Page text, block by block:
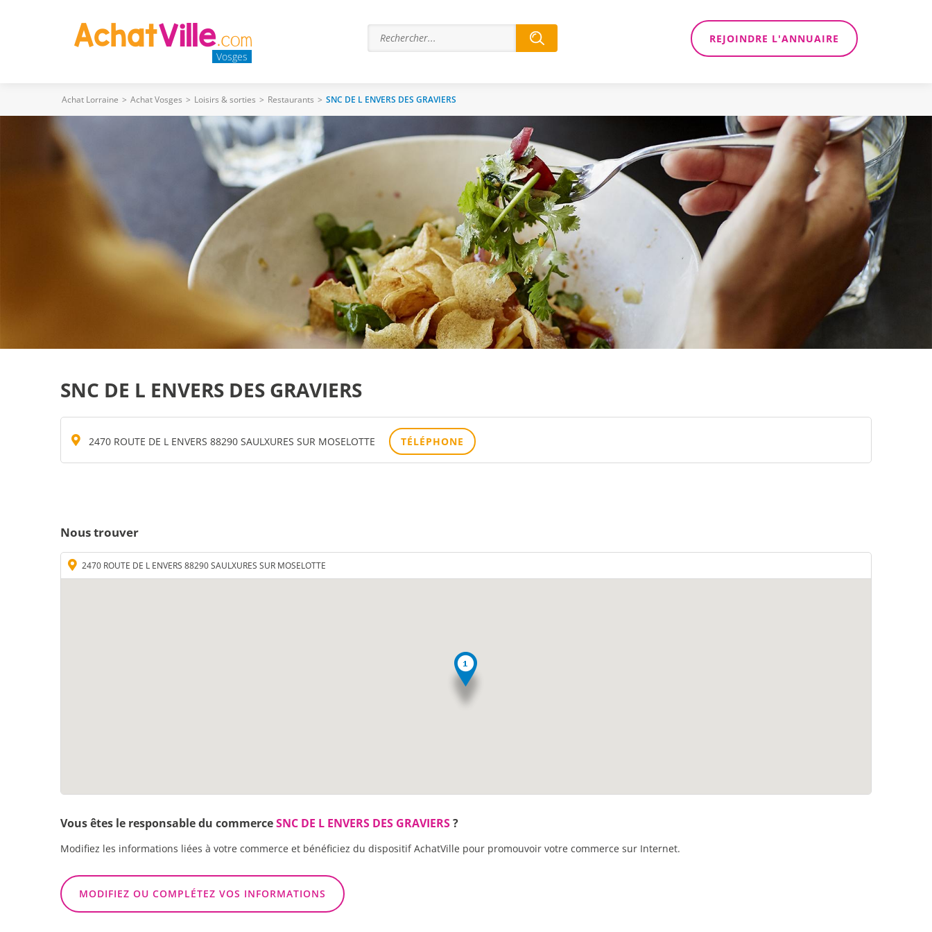
Vosges
REJOINDRE L'ANNUAIRE
Achat Lorraine > Achat Vosges > Loisirs & sorties > Restaurants > SNC DE L ENVERS DES GRAVIERS
SNC DE L ENVERS DES GRAVIERS
2470 ROUTE DE L ENVERS 88290 SAULXURES SUR MOSELOTTE TÉLÉPHONE
Nous trouver
2470 ROUTE DE L ENVERS 88290 SAULXURES SUR MOSELOTTE
Vous êtes le responsable du commerceSNC DE L ENVERS DES GRAVIERS?
Modifiez les informations liées à votre commerce et bénéficiez du dispositif AchatVille pour promouvoir votre commerce sur Internet.
MODIFIEZ OU COMPLÉTEZ VOS INFORMATIONS